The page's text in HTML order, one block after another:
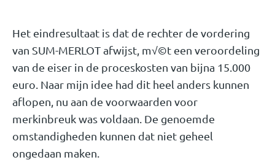
Het eindresultaat is dat de rechter de vordering
van SUM-MERLOT afwijst, m√©t een veroordeling
van de eiser in de proceskosten van bijna 15.000
euro. Naar mijn idee had dit heel anders kunnen
aflopen, nu aan de voorwaarden voor
merkinbreuk was voldaan. De genoemde
omstandigheden kunnen dat niet geheel
ongedaan maken.